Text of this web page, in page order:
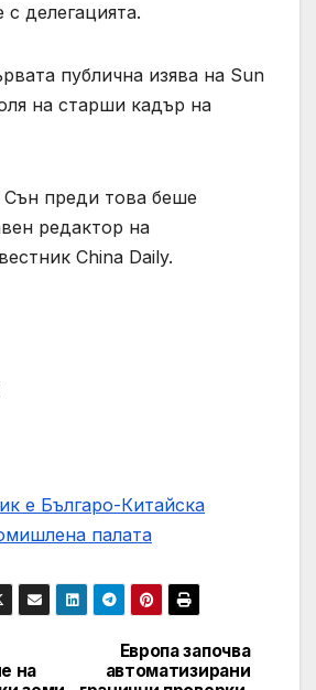
делегацията.
публична изява на Sun
на старши кадър на
преди това беше
редактор на
China Daily.
е Българо-Китайска
палaта
Европа започва
автоматизирани
на